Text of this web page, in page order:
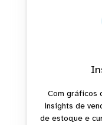
Com gráficos
insights de
de estoque e